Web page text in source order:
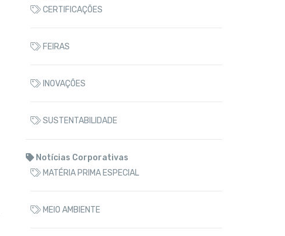
CERTIFICAÇÕES
FEIRAS
INOVAÇÕES
SUSTENTABILIDADE
Notícias Corporativas
MATÉRIA PRIMA ESPECIAL
MEIO AMBIENTE